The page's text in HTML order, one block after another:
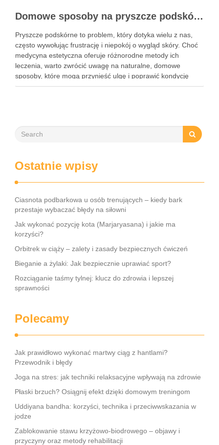
Domowe sposoby na pryszcze podskórne: skuteczne metody i składniki
Pryszcze podskórne to problem, który dotyka wielu z nas,
często wywołując frustrację i niepokój o wygląd skóry. Choć
medycyna estetyczna oferuje różnorodne metody ich
leczenia, warto zwrócić uwagę na naturalne, domowe
sposoby, które mogą przynieść ulgę i poprawić kondycję
cery. Składniki takie jak miód, cynamon czy aloes mają
Ostatnie wpisy
Ciasnota podbarkowa u osób trenujących – kiedy bark
przestaje wybaczać błędy na siłowni
Jak wykonać pozycję kota (Marjaryasana) i jakie ma
korzyści?
Orbitrek w ciąży – zalety i zasady bezpiecznych ćwiczeń
Bieganie a żylaki: Jak bezpiecznie uprawiać sport?
Rozciąganie taśmy tylnej: klucz do zdrowia i lepszej
sprawności
Polecamy
Jak prawidłowo wykonać martwy ciąg z hantlami?
Przewodnik i błędy
Joga na stres: jak techniki relaksacyjne wpływają na zdrowie
Płaski brzuch? Osiągnij efekt dzięki domowym treningom
Uddiyana bandha: korzyści, technika i przeciwwskazania w
jodze
Zablokowanie stawu krzyżowo-biodrowego – objawy i
przyczyny oraz metody rehabilitacji